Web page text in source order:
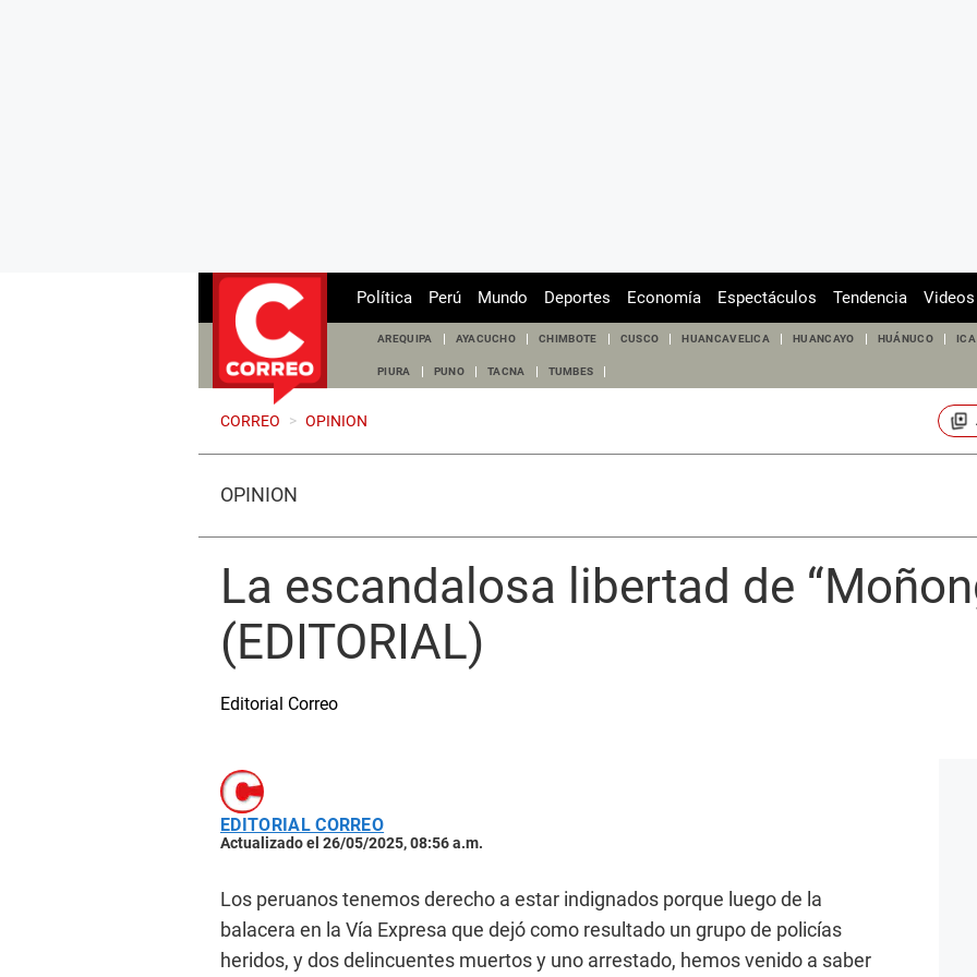
Política Perú Mundo Deportes Economía Espectáculos Tendencia Videos
AREQUIPA AYACUCHO CHIMBOTE CUSCO HUANCAVELICA HUANCAYO HUÁNUCO ICA
PIURA PUNO TACNA TUMBES
CORREO > OPINION
OPINIÓN
La escandalosa libertad de
(EDITORIAL)
Editorial Correo
EDITORIAL CORREO
Actualizado el 26/05/2025, 08:56 a.m.
Los peruanos tenemos derecho a estar indignados porque luego de la
balacera en la Vía Expresa que dejó como resultado un grupo de policías
heridos, y dos delincuentes muertos y uno arrestado, hemos venido a saber